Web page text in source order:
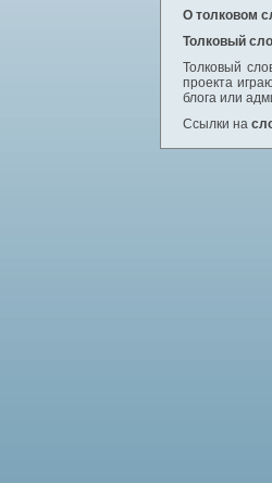
О толковом
Толковый
Толковый
проекта
блога или
Ссылки на